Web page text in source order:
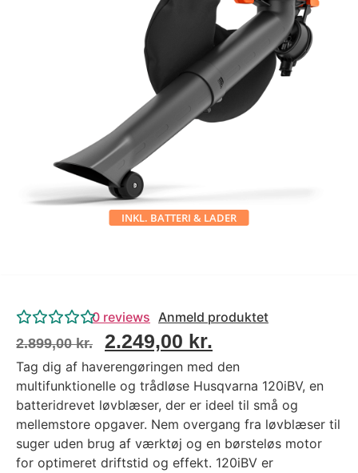
INKL. BATTERI & LADER
0 reviews Anmeld produktet
2.899,00kr. 2.249,00 kr.
Tag dig af haverengøringen med den
multifunktionelle og trådløse Husqvarna 120iBV, en
batteridrevet løvblæser, der er ideel til små og
mellemstore opgaver. Nem overgang fra løvblæser til
suger uden brug af værktøj og en børsteløs motor
for optimeret driftstid og effekt. 120iBV er